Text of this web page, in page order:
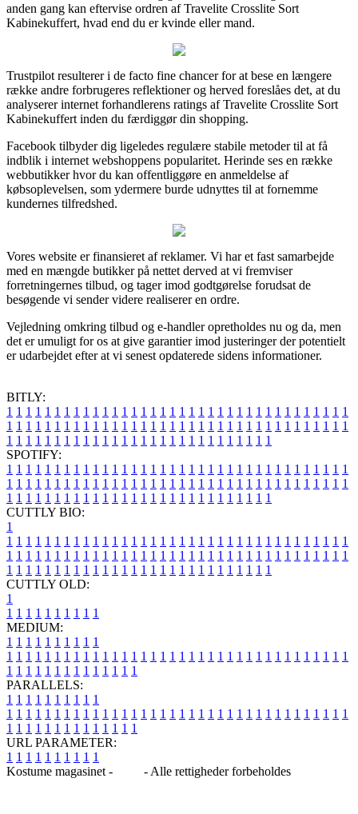
anden gang kan eftervise ordren af Travelite Crosslite Sort
Kabinekuffert, hvad end du er kvinde eller mand.
Trustpilot resulterer i de facto fine chancer for at bese en længere
række andre forbrugeres reflektioner og herved foreslåes det, at du
analyserer internet forhandlerens ratings af Travelite Crosslite Sort
Kabinekuffert inden du færdiggør din shopping.
Facebook tilbyder dig ligeledes regulære stabile metoder til at få
indblik i internet webshoppens popularitet. Herinde ses en række
webbutikker hvor du kan offentliggøre en anmeldelse af
købsoplevelsen, som ydermere burde udnyttes til at fornemme
kundernes tilfredshed.
Vores website er finansieret af reklamer. Vi har et fast samarbejde
med en mængde butikker på nettet derved at vi fremviser
forretningernes tilbud, og tager imod godtgørelse forudsat de
besøgende vi sender videre realiserer en ordre.
Vejledning omkring tilbud og e-handler opretholdes nu og da, men
det er umuligt for os at give garantier imod justeringer der potentielt
er udarbejdet efter at vi senest opdaterede sidens informationer.
BITLY:
1 1 1 1 1 1 1 1 1 1 1 1 1 1 1 1 1 1 1 1 1 1 1 1 1 1 1 1 1 1 1 1 1 1 1 1
1 1 1 1 1 1 1 1 1 1 1 1 1 1 1 1 1 1 1 1 1 1 1 1 1 1 1 1 1 1 1 1 1 1 1 1
1 1 1 1 1 1 1 1 1 1 1 1 1 1 1 1 1 1 1 1 1 1 1 1 1 1 1 1
SPOTIFY:
1 1 1 1 1 1 1 1 1 1 1 1 1 1 1 1 1 1 1 1 1 1 1 1 1 1 1 1 1 1 1 1 1 1 1 1
1 1 1 1 1 1 1 1 1 1 1 1 1 1 1 1 1 1 1 1 1 1 1 1 1 1 1 1 1 1 1 1 1 1 1 1
1 1 1 1 1 1 1 1 1 1 1 1 1 1 1 1 1 1 1 1 1 1 1 1 1 1 1 1
CUTTLY BIO:
1
1 1 1 1 1 1 1 1 1 1 1 1 1 1 1 1 1 1 1 1 1 1 1 1 1 1 1 1 1 1 1 1 1 1 1 1
1 1 1 1 1 1 1 1 1 1 1 1 1 1 1 1 1 1 1 1 1 1 1 1 1 1 1 1 1 1 1 1 1 1 1 1
1 1 1 1 1 1 1 1 1 1 1 1 1 1 1 1 1 1 1 1 1 1 1 1 1 1 1 1
CUTTLY OLD:
1
1 1 1 1 1 1 1 1 1 1
MEDIUM:
1 1 1 1 1 1 1 1 1 1
1 1 1 1 1 1 1 1 1 1 1 1 1 1 1 1 1 1 1 1 1 1 1 1 1 1 1 1 1 1 1 1 1 1 1 1
1 1 1 1 1 1 1 1 1 1 1 1 1 1
PARALLELS:
1 1 1 1 1 1 1 1 1 1
1 1 1 1 1 1 1 1 1 1 1 1 1 1 1 1 1 1 1 1 1 1 1 1 1 1 1 1 1 1 1 1 1 1 1 1
1 1 1 1 1 1 1 1 1 1 1 1 1 1
URL PARAMETER:
1 1 1 1 1 1 1 1 1 1
Kostume magasinet -
- Alle rettigheder forbeholdes